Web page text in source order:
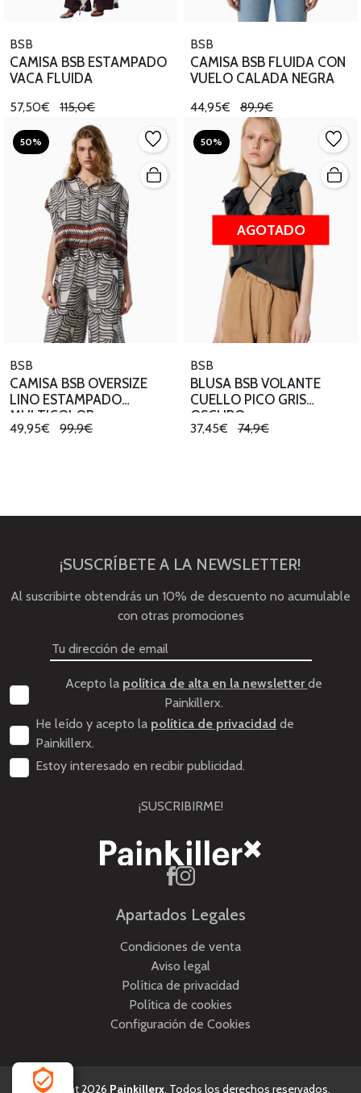
BSB
CAMISA BSB ESTAMPADO
VACA FLUIDA
57,50€ 115,0€
BSB
CAMISA BSB FLUIDA CON
VUELO CALADA NEGRA
44,95€ 89,9€
50%
BSB
CAMISA BSB OVERSIZE
LINO ESTAMPADO
MULTICOLOR
49,95€ 99,9€
50%
AGOTADO
BSB
BLUSA BSB VOLANTE
CUELLO PICO GRIS
OSCURO
37,45€ 74,9€
¡SUSCRÍBETE A LA NEWSLETTER!
Al suscribirte obtendrás un 10% de descuento no acumulable
con otras promociones
Acepto la política de alta en la newsletterde
Painkillerx.
He leído y acepto la política de privacidad de
Painkillerx.
Estoy interesado en recibir publicidad.
¡SUSCRIBIRME!
Apartados Legales
Condiciones de venta
Aviso legal
Política de privacidad
Política de cookies
Configuración de Cookies
Copyright 2026 Painkillerx. Todos los derechos reservados.